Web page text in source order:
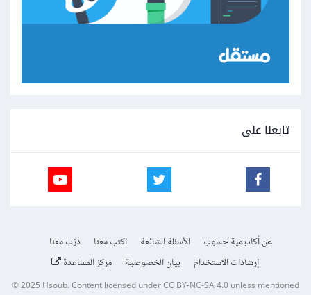
تابعنا على
عن أكاديمية حسوب الأسئلة الشائعة اكتب معنا
درّب معنا
إرشادات الاستخدام
بيان الخصوصية مركز المساعدة
© 2025Hsoub.Content licensed underCC BY-NC-SA 4.0unless mentioned